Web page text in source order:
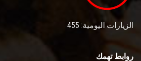
الزيارات اليومية: 455
روابط تهمك